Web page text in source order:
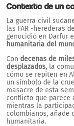
Contexto de un
La guerra civil
las FAR -herederas
genocidio en Darfur
humanitaria del
Con decenas de
desplazados, la
cómo se repiten en
un símbolo de la
masacre de esta
conflicto que parece
mientras la
colombianos, añade
humanitaria.